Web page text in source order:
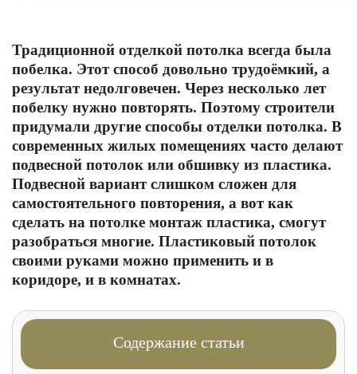
Традиционной отделкой потолка всегда была
побелка. Этот способ довольно трудоёмкий, а
результат недолговечен. Через несколько лет
побелку нужно повторять. Поэтому строители
придумали другие способы отделки потолка. В
современных жилых помещениях часто делают
подвесной потолок или обшивку из пластика.
Подвесной вариант слишком сложен для
самостоятельного повторения, а вот как
сделать на потолке монтаж пластика, смогут
разобраться многие. Пластиковый потолок
своими руками можно применить и в
коридоре, и в комнатах.
Содержание статьи